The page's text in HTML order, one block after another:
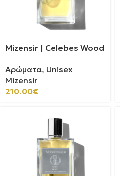
Mizensir | Celebes Wood
Αρώματα, Unisex
Mizensir
210.00€